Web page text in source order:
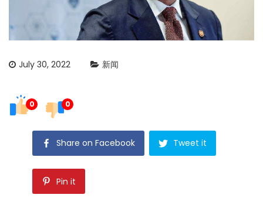
July 30, 2022 新闻
0 0
Share on Facebook Tweet it
Pin it